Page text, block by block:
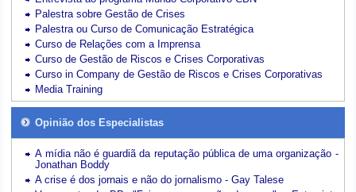
Palestra sobre Gestão de Crises
Palestra ou Curso de Comunicação Estratégica
Curso de Relações com a Imprensa
Curso de Gestão de Riscos e Crises Corporativas
Curso in Company de Gestão de Riscos e Crises Corporativas
Media Training
Opinião dos Especialistas
A mídia não é guardiã da reputação pública de uma organização -
Jonathan Boddy
A crise é dos jornais e não do jornalismo - Gay Talese